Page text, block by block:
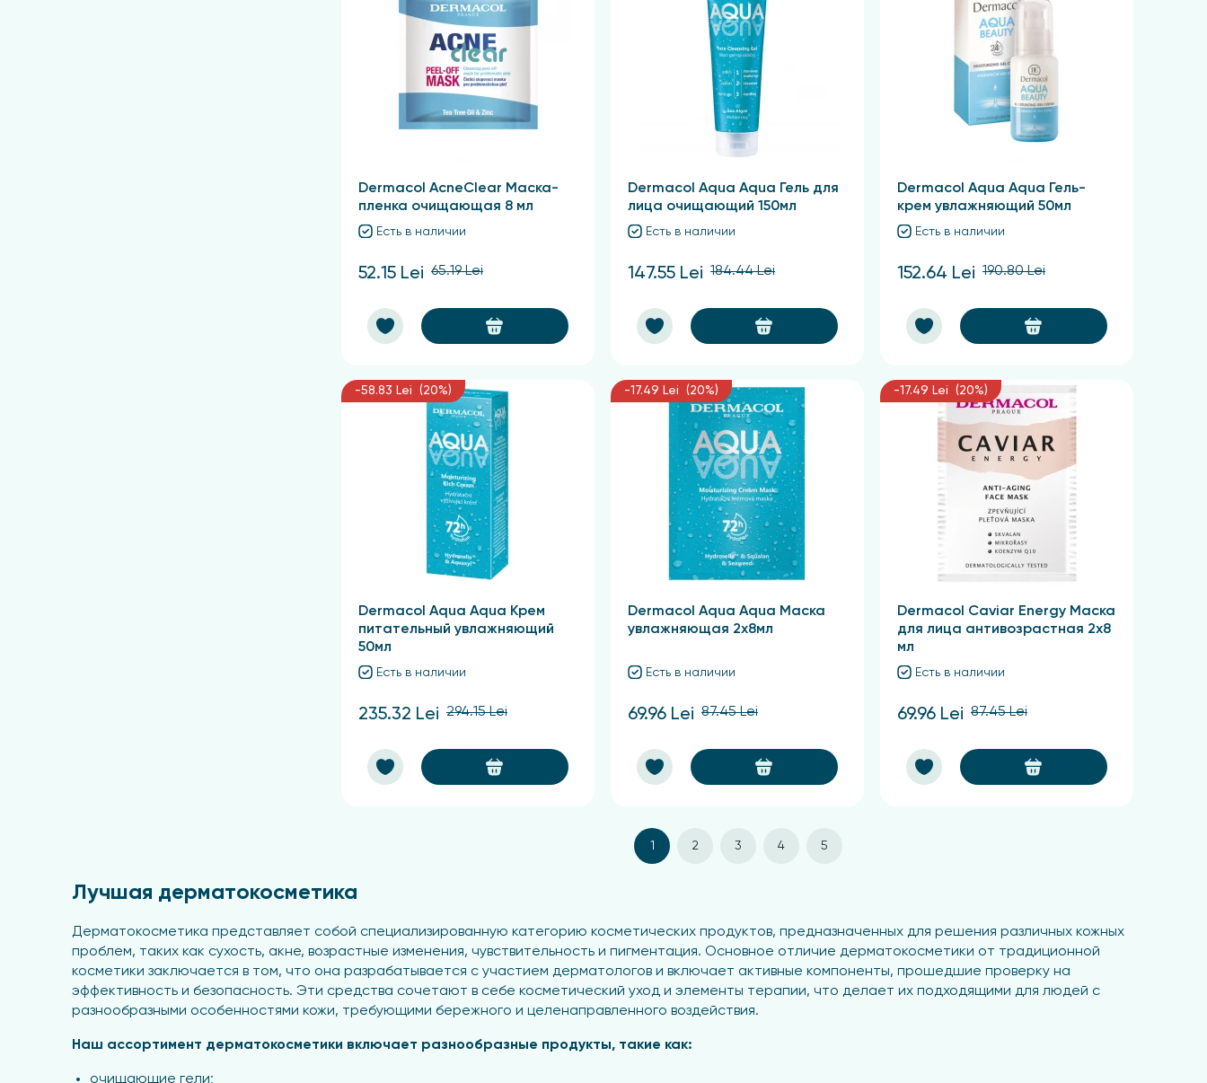
Dermacol AcneClear Маска-
пленка очищающая 8 мл
Есть в наличии
52.15 Lei 65.19 Lei
Dermacol Aqua Aqua Гель для
лица очищающий 150мл
Есть в наличии
147.55 Lei 184.44 Lei
Dermacol Aqua Aqua Гель-
крем увлажняющий 50мл
Есть в наличии
152.64 Lei 190.80 Lei
-58.83 Lei (20%)
Dermacol Aqua Aqua Крем
питательный увлажняющий
50мл
Есть в наличии
235.32 Lei 294.15 Lei
-17.49 Lei (20%)
Dermacol Aqua Aqua Маска
увлажняющая 2х8мл
Есть в наличии
69.96 Lei 87.45 Lei
-17.49 Lei (20%)
Dermacol Caviar Energy Маска
для лица антивозрастная 2х8
мл
Есть в наличии
69.96 Lei 87.45 Lei
1 2 3 4 5
Лучшая дерматокосметика
Дерматокосметика представляет собой специализированную категорию косметических продуктов, предназначенных для решения различных кожных
проблем, таких как сухость, акне, возрастные изменения, чувствительность и пигментация. Основное отличие дерматокосметики от традиционной
косметики заключается в том, что она разрабатывается с участием дерматологов и включает активные компоненты, прошедшие проверку на
эффективность и безопасность. Эти средства сочетают в себе косметический уход и элементы терапии, что делает их подходящими для людей с
разнообразными особенностями кожи, требующими бережного и целенаправленного воздействия.
Наш ассортимент дерматокосметики включает разнообразные продукты, такие как:
очищающие гели;